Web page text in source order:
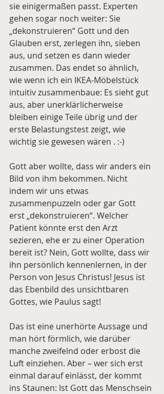
sie einigermaßen passt. Experten
gehen sogar noch weiter: Sie
„dekonstruieren“ Gott und den
Glauben erst, zerlegen ihn, sieben
aus, und setzen es dann wieder
zusammen. Das endet so ähnlich,
wie wenn ich ein IKEA-Möbelstück
intuitiv zusammenbaue: Es sieht gut
aus, aber unerklärlicherweise
bleiben einige Teile übrig und der
erste Belastungstest zeigt, wie
wichtig sie gewesen wären . :-)
Gott aber wollte, dass wir anders ein
Bild von ihm bekommen. Nicht
indem wir uns etwas
zusammenpuzzeln oder gar Gott
erst „dekonstruieren“. Welcher
Patient könnte erst den Arzt
sezieren, ehe er zu einer Operation
bereit ist? Nein, Gott wollte, dass wir
ihn persönlich kennenlernen, in der
Person von Jesus Christus! Jesus ist
das Ebenbild des unsichtbaren
Gottes, wie Paulus sagt!
Das ist eine unerhörte Aussage und
man hört förmlich, wie darüber
manche zweifelnd oder erbost die
Luft einziehen. Aber – wer sich erst
einmal darauf einlässt, der kommt
ins Staunen: Ist Gott das Menschsein